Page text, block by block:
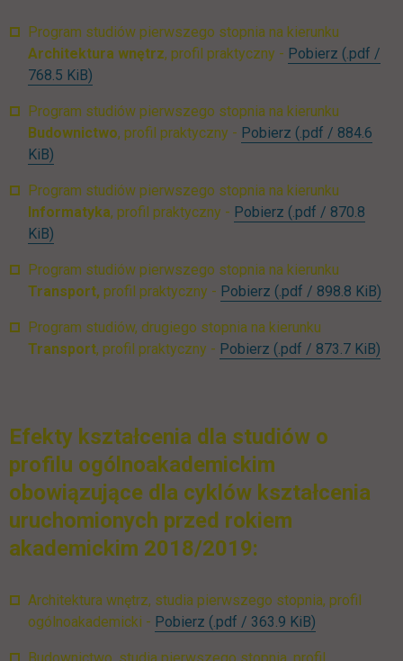
Program studiów pierwszego stopnia na kierunku
Architektura wnętrz, profil praktyczny - Pobierz (.pdf /
768.5 KiB)
Program studiów pierwszego stopnia na kierunku
Budownictwo, profil praktyczny - Pobierz (.pdf / 884.6
KiB)
Program studiów pierwszego stopnia na kierunku
Informatyka, profil praktyczny - Pobierz (.pdf / 870.8
KiB)
Program studiów pierwszego stopnia na kierunku
Transport, profil praktyczny - Pobierz (.pdf / 898.8 KiB)
Program studiów, drugiego stopnia na kierunku
Transport, profil praktyczny - Pobierz (.pdf / 873.7 KiB)
Efekty kształcenia dla studiów o
profilu ogólnoakademickim
obowiązujące dla cyklów kształcenia
uruchomionych przed rokiem
akademickim 2018/2019:
Architektura wnętrz, studia pierwszego stopnia, profil
ogólnoakademicki - Pobierz Efekty ksztalcenia
(.pdf / 363.9 KiB)